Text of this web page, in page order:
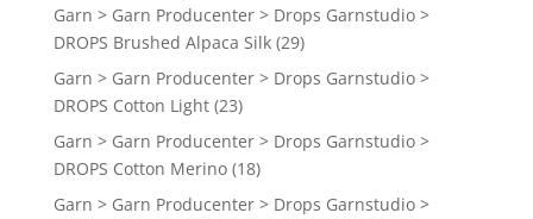
Garn > Garn Producenter > Drops Garnstudio >
DROPS Brushed Alpaca Silk (29)
Garn > Garn Producenter > Drops Garnstudio >
DROPS Cotton Light (23)
Garn > Garn Producenter > Drops Garnstudio >
DROPS Cotton Merino (18)
Garn > Garn Producenter > Drops Garnstudio >